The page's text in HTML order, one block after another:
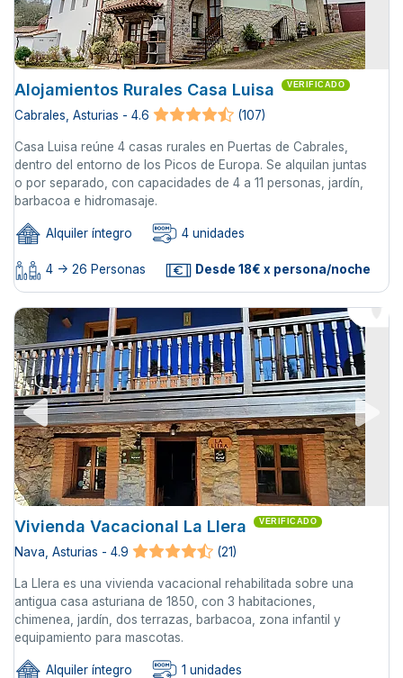
Alojamientos Rurales Casa Luisa VERIFICADO
Cabrales, Asturias - 4.6 (107)
Casa Luisa reúne 4 casas rurales en Puertas de Cabrales,
dentro del entorno de los Picos de Europa. Se alquilan juntas
o por separado, con capacidades de 4 a 11 personas, jardín,
barbacoa e hidromasaje.
Alquiler íntegro 4 unidades
4 -> 26 Personas Desde 18€ x persona/noche
Vivienda Vacacional La Llera VERIFICADO
Nava, Asturias - 4.9 (21)
La Llera es una vivienda vacacional rehabilitada sobre una
antigua casa asturiana de 1850, con 3 habitaciones,
chimenea, jardín, dos terrazas, barbacoa, zona infantil y
equipamiento para mascotas.
Alquiler íntegro 1 unidades